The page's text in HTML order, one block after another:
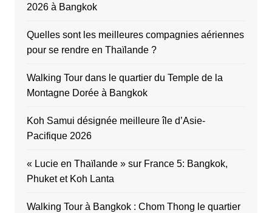
2026 à Bangkok
Quelles sont les meilleures compagnies aériennes
pour se rendre en Thaïlande ?
Walking Tour dans le quartier du Temple de la
Montagne Dorée à Bangkok
Koh Samui désignée meilleure île d’Asie-
Pacifique 2026
« Lucie en Thaïlande » sur France 5: Bangkok,
Phuket et Koh Lanta
Walking Tour à Bangkok : Chom Thong le quartier